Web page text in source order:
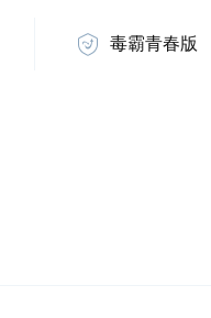
毒霸青春版